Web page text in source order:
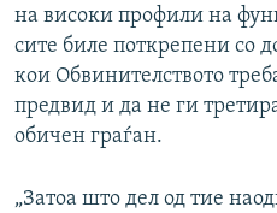
на високи профили на
сите биле поткрепени со
кои Обвинителството
предвид и да не ги
обичен граѓан.
„Затоа што дел од тие